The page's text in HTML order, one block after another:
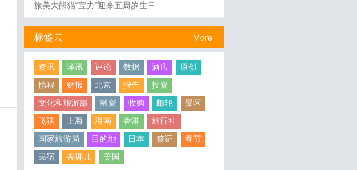
旅美大熊猫“宝力”迎来五周岁生日
More
标签云
资讯 译讯 评论 数据 酒店
原创
携程
财报 北京 报告
投资
文化和旅游部
融资 收购 邮轮
景区
飞猪
上海 海南 香港
旅行社
国家旅游局
目的地 日本 签证
春节
民宿
去哪儿 美国